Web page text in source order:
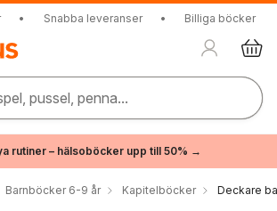
• Snabba leveranser • Billiga böcker
pussel, penna...
rutiner – hälsoböcker upp till 50% →
Barnböcker 6-9 år Kapitelböcker Deckare